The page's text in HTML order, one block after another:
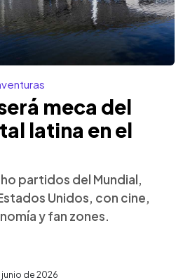
meca del
latina en el
partidos del Mundial,
Unidos, con cine,
y fan zones.
de 2026